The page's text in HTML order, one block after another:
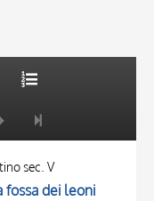
AUTHOR
LOCATION
20 RESULTS
sec. V
dei leoni